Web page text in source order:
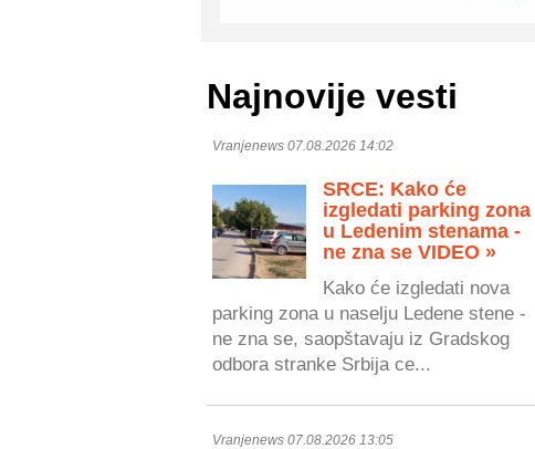
Najnovije vesti
Vranjenews 07.08.2026 14:02
SRCE: Kako će
izgledati parking zona
u Ledenim stenama -
ne zna se VIDEO »
Kako će izgledati nova
parking zona u naselju Ledene stene -
ne zna se, saopštavaju iz Gradskog
odbora stranke Srbija ce...
Vranjenews 07.08.2026 13:05